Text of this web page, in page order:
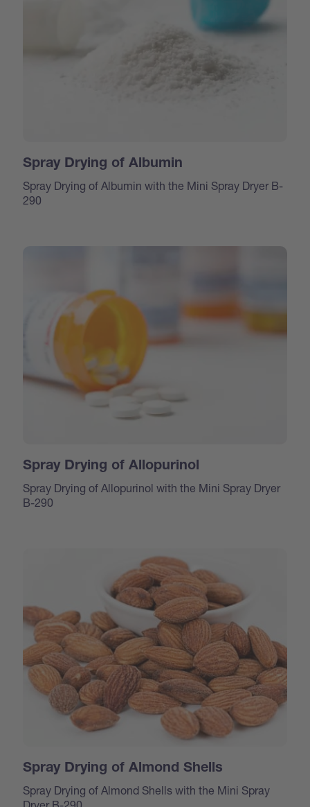
Spray Drying of Albumin
Spray Drying of Albumin with the Mini Spray Dryer B-
290
Spray Drying of Allopurinol
Spray Drying of Allopurinol with the Mini Spray Dryer
B-290
Spray Drying of Almond Shells
Spray Drying of Almond Shells with the Mini Spray